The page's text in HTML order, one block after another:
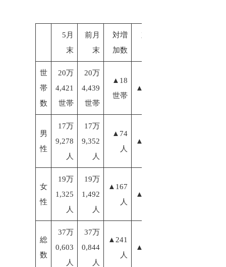
5月
末
前月
末
対増
加数
対増加
世
帯
数
20万
4,421
世帯
20万
4,439
世帯
▲18
世帯
▲0.01%
男
性
17万
9,278
人
17万
9,352
人
▲74
人
▲0.04%
女
性
19万
1,325
人
19万
1,492
人
▲167
人
▲0.09%
総
数
37万
0,603
人
37万
0,844
人
▲241
人
▲0.06%